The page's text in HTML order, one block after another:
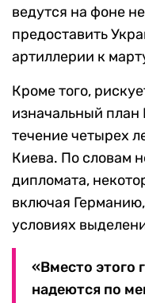
ведутся на фоне
предоставить
артиллерии к
Кроме того,
изначальный
течение четырех
Киева. По словам
дипломата,
включая
условиях
«Вместо этого
надеются по